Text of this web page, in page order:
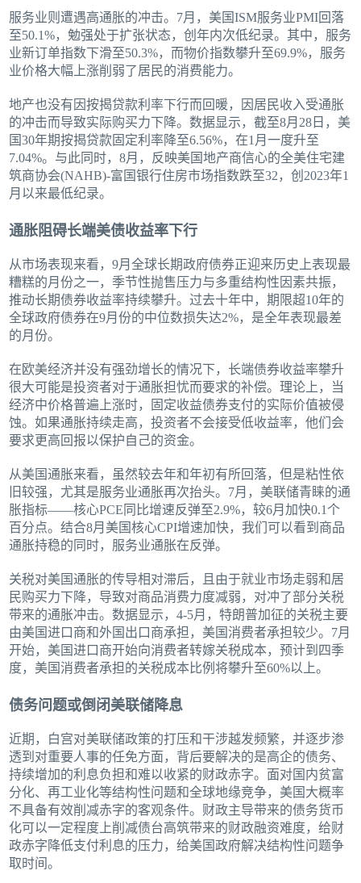
服务业则遭遇高通胀的冲击。7月，美国ISM服务业PMI回落
至50.1%，勉强处于扩张状态，创年内次低纪录。其中，服务
业新订单指数下滑至50.3%，而物价指数攀升至69.9%，服务
业价格大幅上涨削弱了居民的消费能力。
地产也没有因按揭贷款利率下行而回暖，因居民收入受通胀
的冲击而导致实际购买力下降。数据显示，截至8月28日，美
国30年期按揭贷款固定利率降至6.56%，在1月一度升至
7.04%。与此同时，8月，反映美国地产商信心的全美住宅建
筑商协会(NAHB)-富国银行住房市场指数跌至32，创2023年1
月以来最低纪录。
通胀阻碍长端美债收益率下行
从市场表现来看，9月全球长期政府债券正迎来历史上表现最
糟糕的月份之一，季节性抛售压力与多重结构性因素共振，
推动长期债券收益率持续攀升。过去十年中，期限超10年的
全球政府债券在9月份的中位数损失达2%，是全年表现最差
的月份。
在欧美经济并没有强劲增长的情况下，长端债券收益率攀升
很大可能是投资者对于通胀担忧而要求的补偿。理论上，当
经济中价格普遍上涨时，固定收益债券支付的实际价值被侵
蚀。如果通胀持续走高，投资者不会接受低收益率，他们会
要求更高回报以保护自己的资金。
从美国通胀来看，虽然较去年和年初有所回落，但是粘性依
旧较强，尤其是服务业通胀再次抬头。7月，美联储青睐的通
胀指标——核心PCE同比增速反弹至2.9%，较6月加快0.1个
百分点。结合8月美国核心CPI增速加快，我们可以看到商品
通胀持稳的同时，服务业通胀在反弹。
关税对美国通胀的传导相对滞后，且由于就业市场走弱和居
民购买力下降，导致对商品消费力度减弱，对冲了部分关税
带来的通胀冲击。数据显示，4-5月，特朗普加征的关税主要
由美国进口商和外国出口商承担，美国消费者承担较少。7月
开始，美国进口商开始向消费者转嫁关税成本，预计到四季
度，美国消费者承担的关税成本比例将攀升至60%以上。
债务问题或倒闭美联储降息
近期，白宫对美联储政策的打压和干涉越发频繁，并逐步渗
透到对重要人事的任免方面，背后要解决的是高企的债务、
持续增加的利息负担和难以收紧的财政赤字。面对国内贫富
分化、再工业化等结构性问题和全球地缘竞争，美国大概率
不具备有效削减赤字的客观条件。财政主导带来的债务货币
化可以一定程度上削减债台高筑带来的财政融资难度，给财
政赤字降低支付利息的压力，给美国政府解决结构性问题争
取时间。